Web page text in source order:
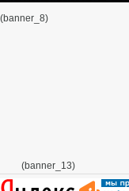
(banner_8)
(banner_13)